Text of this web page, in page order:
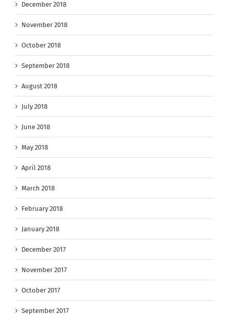
December 2018
November 2018
October 2018
September 2018
August 2018
July 2018
June 2018
May 2018
April 2018
March 2018
February 2018
January 2018
December 2017
November 2017
October 2017
September 2017